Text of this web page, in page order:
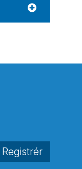
Registrér